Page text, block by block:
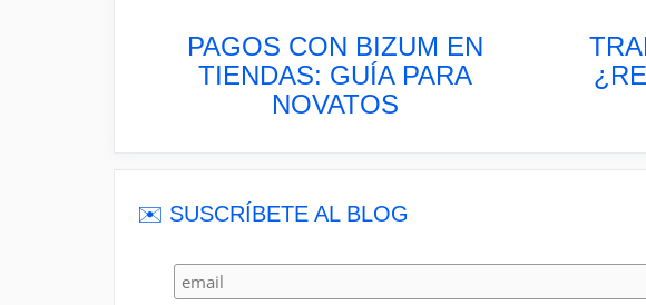
PAGOS CON BIZUM EN
TIENDAS: GUÍA PARA
NOVATOS
✉️ SUSCRÍBETE AL BLOG